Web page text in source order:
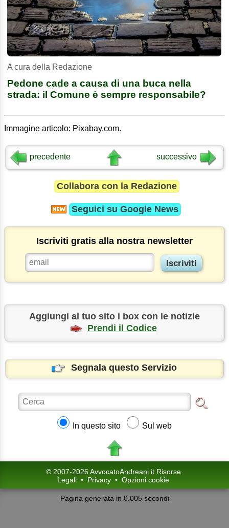
A cura della Redazione
Pedone cade a causa di una buca nella
strada: il Comune è sempre responsabile?
Immagine articolo: Pixabay.com.
precedente successivo
Collabora con la Redazione
Seguici su Google News
Iscriviti gratis alla nostra newsletter
Aggiungi al tuo sito i box con le notizie
Prendi il Codice
Segnala questo Servizio
In questo sito Sul web
© 2007-2026 AvvocatoAndreani.it Risorse
Legali • Privacy • Opzioni cookie
Pagina generata in 0.005 secondi